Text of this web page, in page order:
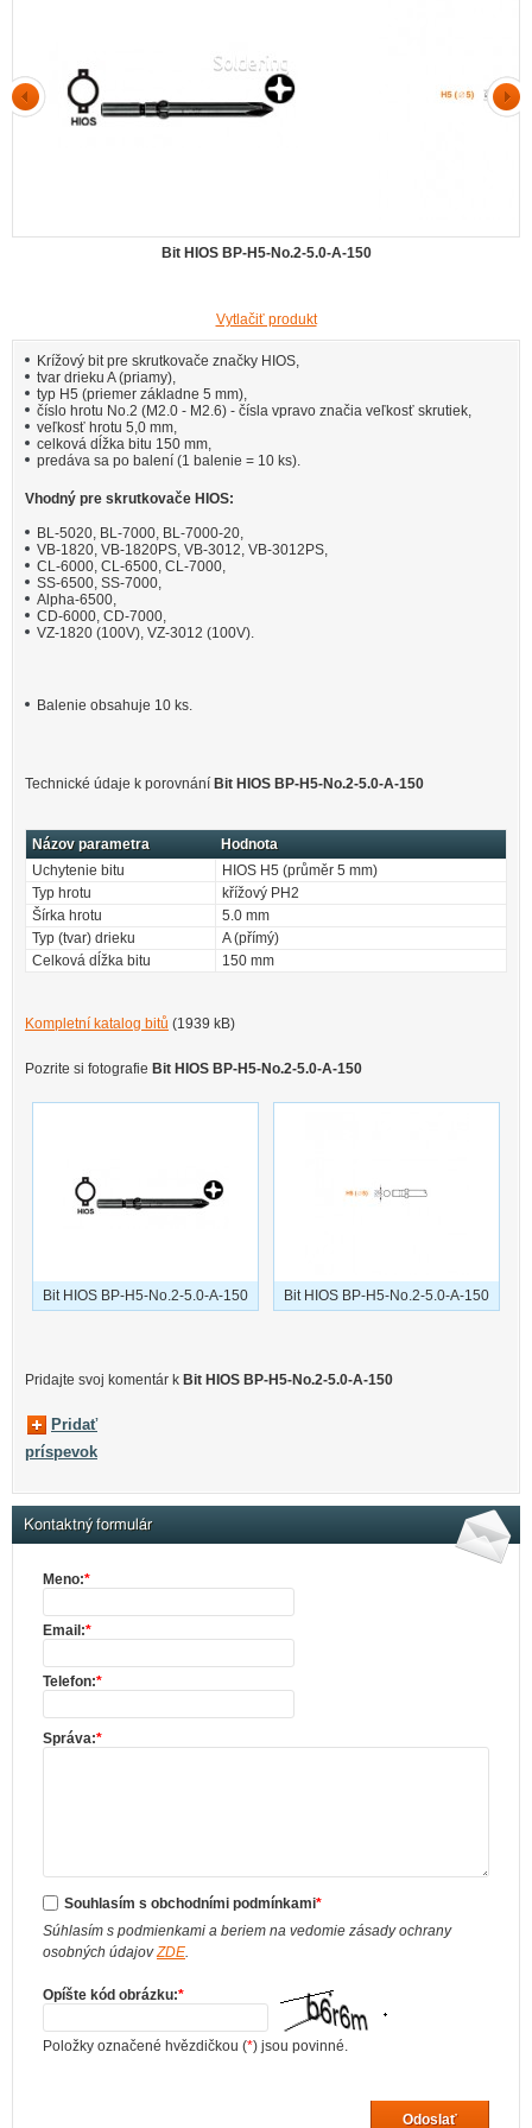
Bit HIOS BP-H5-No.2-5.0-A-150
Vytlačiť produkt
Krížový bit pre skrutkovače značky HIOS,
tvar drieku A (priamy),
typ H5 (priemer základne 5 mm),
číslo hrotu No.2 (M2.0 - M2.6) - čísla vpravo značia veľkosť skrutiek,
veľkosť hrotu 5,0 mm,
celková dĺžka bitu 150 mm,
predáva sa po balení (1 balenie = 10 ks).
Vhodný pre skrutkovače HIOS:
BL-5020, BL-7000, BL-7000-20,
VB-1820, VB-1820PS, VB-3012, VB-3012PS,
CL-6000, CL-6500, CL-7000,
SS-6500, SS-7000,
Alpha-6500,
CD-6000, CD-7000,
VZ-1820 (100V), VZ-3012 (100V).
Balenie obsahuje 10 ks.
Technické údaje k porovnání Bit HIOS BP-H5-No.2-5.0-A-150
Názov parametra
Hodnota
Uchytenie bitu
HIOS H5 (průměr 5 mm)
Typ hrotu
křížový PH2
Šírka hrotu
5.0 mm
Typ (tvar) drieku
A (přímý)
Celková dĺžka bitu
150 mm
Kompletní katalog bitů (1939 kB)
Pozrite si fotografie Bit HIOS BP-H5-No.2-5.0-A-150
Bit HIOS BP-H5-No.2-5.0-A-150 Bit HIOS BP-H5-No.2-5.0-A-150
Pridajte svoj ​​komentár k Bit HIOS BP-H5-No.2-5.0-A-150
Pridať
príspevok
Kontaktný formulár
Meno:*
Email:*
Telefon:*
Správa:*
Souhlasím s obchodními podmínkami*
Súhlasím s podmienkami a beriem na vedomie zásady ochrany
osobných údajovZDE.
Opíšte kód obrázku:*
Položky označené hvězdičkou (*) jsou povinné.
Odoslať